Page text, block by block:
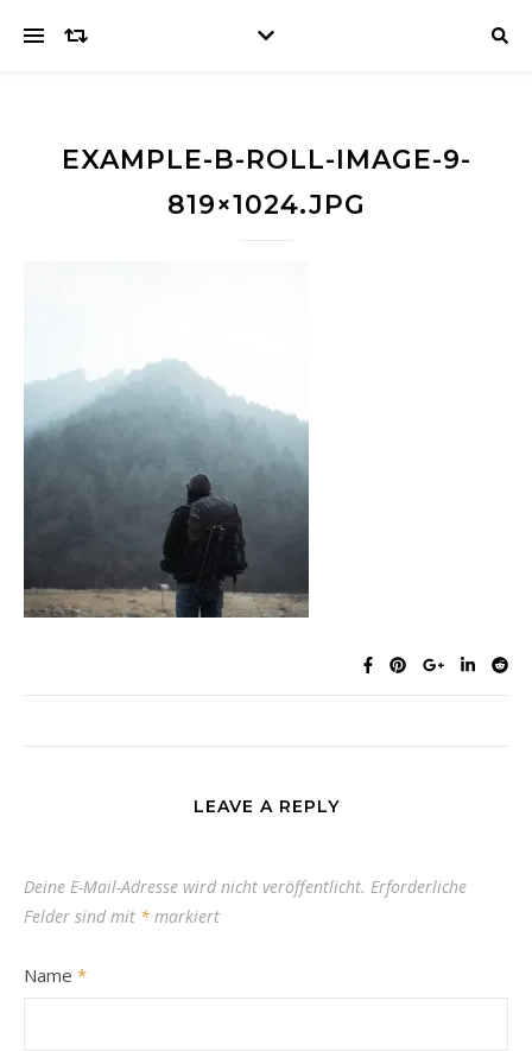
EXAMPLE-B-ROLL-IMAGE-9-
819×1024.JPG
LEAVE A REPLY
Deine E-Mail-Adresse wird nicht veröffentlicht. Erforderliche
Felder sind mit * markiert
Name *